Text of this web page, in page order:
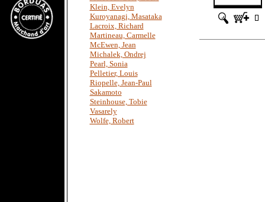
Klein, Evelyn
Kuroyanagi, Masataka
Lacroix, Richard
Martineau, Carmelle
McEwen, Jean
Michalek, Ondrej
Pearl, Sonia
Pelletier, Louis
Riopelle, Jean-Paul
Sakamoto
Steinhouse, Tobie
Vasarely
Wolfe, Robert